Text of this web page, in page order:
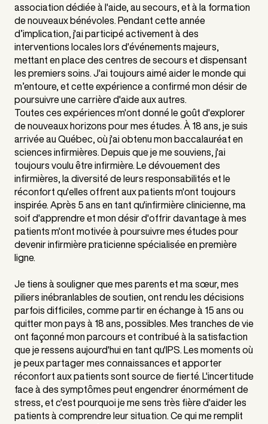
association dédiée à l'aide, au secours, et à la formation
de nouveaux bénévoles. Pendant cette année
d’implication, j'ai participé activement à des
interventions locales lors d'événements majeurs,
mettant en place des centres de secours et dispensant
les premiers soins. J'ai toujours aimé aider le monde qui
m’entoure, et cette expérience a confirmé mon désir de
poursuivre une carrière d'aide aux autres.
Toutes ces expériences m'ont donné le goût d'explorer
de nouveaux horizons pour mes études. À 18 ans, je suis
arrivée au Québec, où j'ai obtenu mon baccalauréat en
sciences infirmières. Depuis que je me souviens, j'ai
toujours voulu être infirmière. Le dévouement des
infirmières, la diversité de leurs responsabilités et le
réconfort qu'elles offrent aux patients m'ont toujours
inspirée. Après 5 ans en tant qu'infirmière clinicienne, ma
soif d'apprendre et mon désir d'offrir davantage à mes
patients m'ont motivée à poursuivre mes études pour
devenir infirmière praticienne spécialisée en première
ligne.
Je tiens à souligner que mes parents et ma sœur, mes
piliers inébranlables de soutien, ont rendu les décisions
parfois difficiles, comme partir en échange à 15 ans ou
quitter mon pays à 18 ans, possibles. Mes tranches de vie
ont façonné mon parcours et contribué à la satisfaction
que je ressens aujourd'hui en tant qu'IPS. Les moments où
je peux partager mes connaissances et apporter
réconfort aux patients sont source de fierté. L'incertitude
face à des symptômes peut engendrer énormément de
stress, et c'est pourquoi je me sens très fière d'aider les
patients à comprendre leur situation. Ce qui me remplit